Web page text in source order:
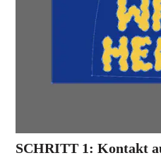
SCHRITT 1: Kontakt